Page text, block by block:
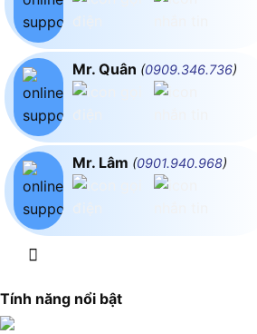
Mr. Quân (0909.346.736)
Mr. Lâm (0901.940.968)
Tính năng nổi bật